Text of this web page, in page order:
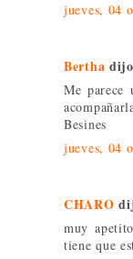
jueves, 04
Bertha
Me parece
Besines
jueves, 04
CHARO
muy
tiene que